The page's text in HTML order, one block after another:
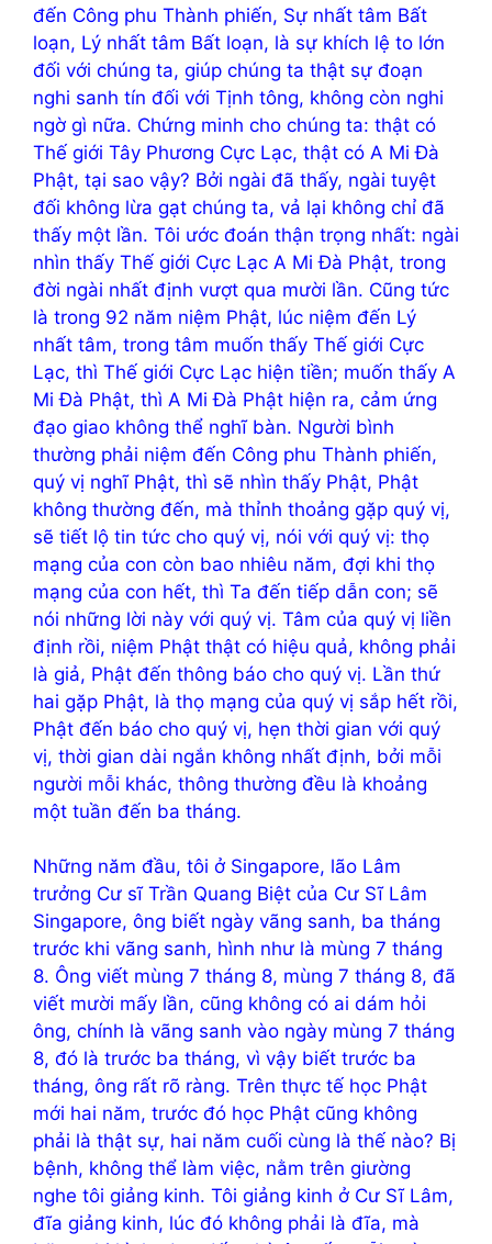
đến Công phu Thành phiến, Sự nhất tâm Bất
loạn, Lý nhất tâm Bất loạn, là sự khích lệ to lớn
đối với chúng ta, giúp chúng ta thật sự đoạn
nghi sanh tín đối với Tịnh tông, không còn nghi
ngờ gì nữa. Chứng minh cho chúng ta: thật có
Thế giới Tây Phương Cực Lạc, thật có A Mi Đà
Phật, tại sao vậy? Bởi ngài đã thấy, ngài tuyệt
đối không lừa gạt chúng ta, vả lại không chỉ đã
thấy một lần. Tôi ước đoán thận trọng nhất: ngài
nhìn thấy Thế giới Cực Lạc A Mi Đà Phật, trong
đời ngài nhất định vượt qua mười lần. Cũng tức
là trong 92 năm niệm Phật, lúc niệm đến Lý
nhất tâm, trong tâm muốn thấy Thế giới Cực
Lạc, thì Thế giới Cực Lạc hiện tiền; muốn thấy A
Mi Đà Phật, thì A Mi Đà Phật hiện ra, cảm ứng
đạo giao không thể nghĩ bàn. Người bình
thường phải niệm đến Công phu Thành phiến,
quý vị nghĩ Phật, thì sẽ nhìn thấy Phật, Phật
không thường đến, mà thỉnh thoảng gặp quý vị,
sẽ tiết lộ tin tức cho quý vị, nói với quý vị: thọ
mạng của con còn bao nhiêu năm, đợi khi thọ
mạng của con hết, thì Ta đến tiếp dẫn con; sẽ
nói những lời này với quý vị. Tâm của quý vị liền
định rồi, niệm Phật thật có hiệu quả, không phải
là giả, Phật đến thông báo cho quý vị. Lần thứ
hai gặp Phật, là thọ mạng của quý vị sắp hết rồi,
Phật đến báo cho quý vị, hẹn thời gian với quý
vị, thời gian dài ngắn không nhất định, bởi mỗi
người mỗi khác, thông thường đều là khoảng
một tuần đến ba tháng.
Những năm đầu, tôi ở Singapore, lão Lâm
trưởng Cư sĩ Trần Quang Biệt của Cư Sĩ Lâm
Singapore, ông biết ngày vãng sanh, ba tháng
trước khi vãng sanh, hình như là mùng 7 tháng
8. Ông viết mùng 7 tháng 8, mùng 7 tháng 8, đã
viết mười mấy lần, cũng không có ai dám hỏi
ông, chính là vãng sanh vào ngày mùng 7 tháng
8, đó là trước ba tháng, vì vậy biết trước ba
tháng, ông rất rõ ràng. Trên thực tế học Phật
mới hai năm, trước đó học Phật cũng không
phải là thật sự, hai năm cuối cùng là thế nào? Bị
bệnh, không thể làm việc, nằm trên giường
nghe tôi giảng kinh. Tôi giảng kinh ở Cư Sĩ Lâm,
đĩa giảng kinh, lúc đó không phải là đĩa, mà